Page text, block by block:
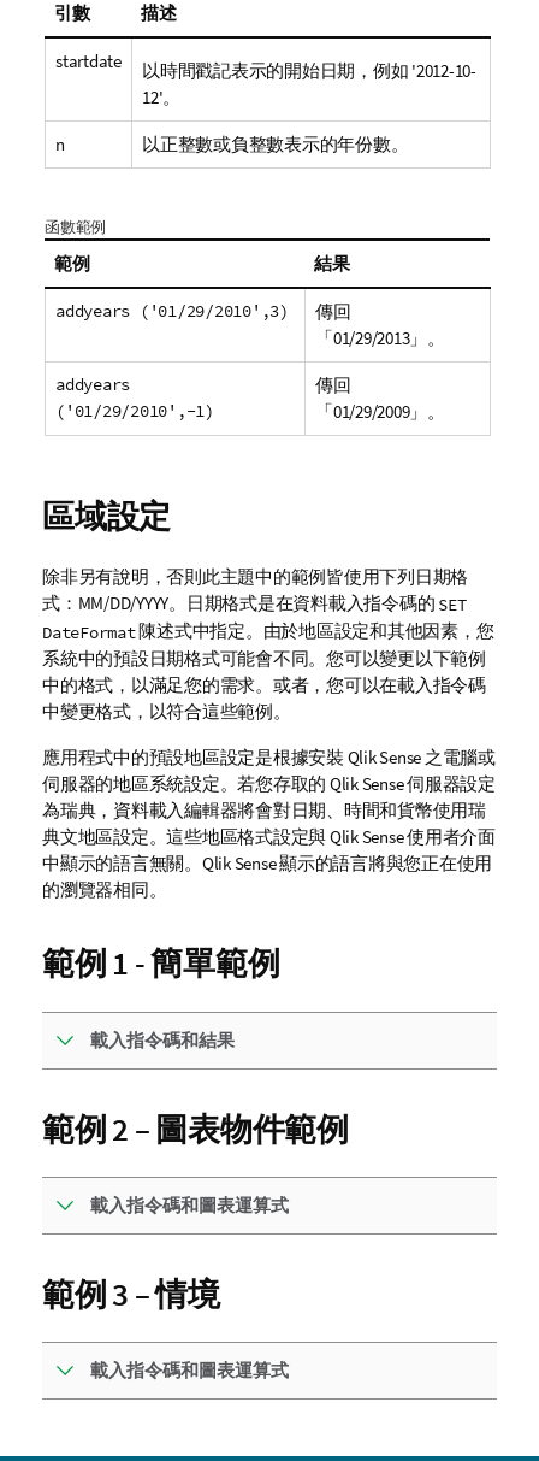
引數 描述
startdate
以時間戳記表示的開始日期，例如 '2012-10-
12'。
n 以正整數或負整數表示的年份數。
函數範例
範例 結果
addyears ('01/29/2010',3)
傳回
「01/29/2013」。
addyears
('01/29/2010',-1)
傳回
「01/29/2009」。
區域設定
除非另有說明，否則此主題中的範例皆使用下列日期格
式：MM/DD/YYYY。日期格式是在資料載入指令碼的 SET
DateFormat陳述式中指定。由於地區設定和其他因素，您
系統中的預設日期格式可能會不同。您可以變更以下範例
中的格式，以滿足您的需求。或者，您可以在載入指令碼
中變更格式，以符合這些範例。
應用程式中的預設地區設定是根據安裝 Qlik Sense 之電腦或
伺服器的地區系統設定。若您存取的 Qlik Sense伺服器設定
為瑞典，資料載入編輯器將會對日期、時間和貨幣使用瑞
典文地區設定。這些地區格式設定與Qlik Sense使用者介面
中顯示的語言無關。 Qlik Sense顯示的語言將與您正在使用
的瀏覽器相同。
範例 1 - 簡單範例
載入指令碼和結果
範例 2 – 圖表物件範例
載入指令碼和圖表運算式
範例 3 – 情境
載入指令碼和圖表運算式